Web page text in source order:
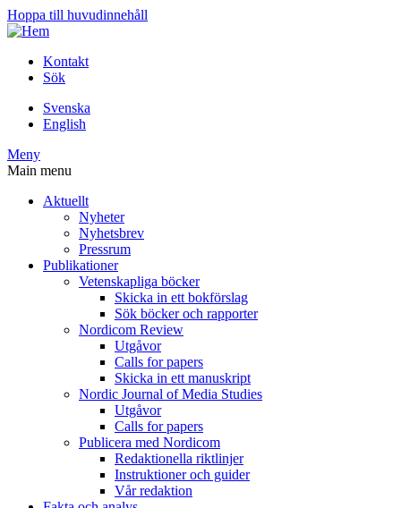
Hoppa till huvudinnehåll
Kontakt
Sök
Svenska
English
Meny
Main menu
Aktuellt
Nyheter
Nyhetsbrev
Pressrum
Publikationer
Vetenskapliga böcker
Skicka in ett bokförslag
Sök böcker och rapporter
Nordicom Review
Utgåvor
Calls for papers
Skicka in ett manuskript
Nordic Journal of Media Studies
Utgåvor
Calls for papers
Publicera med Nordicom
Redaktionella riktlinjer
Instruktioner och guider
Vår redaktion